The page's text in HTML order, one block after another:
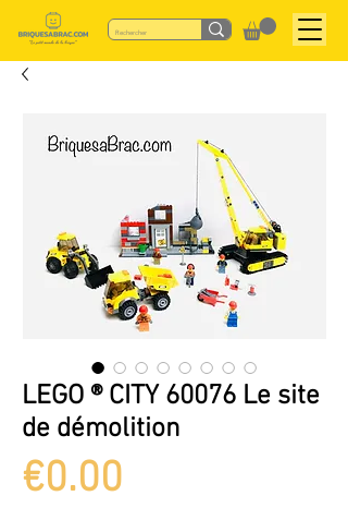
LEGO ® CITY 60076 Le site
de démolition
€0.00